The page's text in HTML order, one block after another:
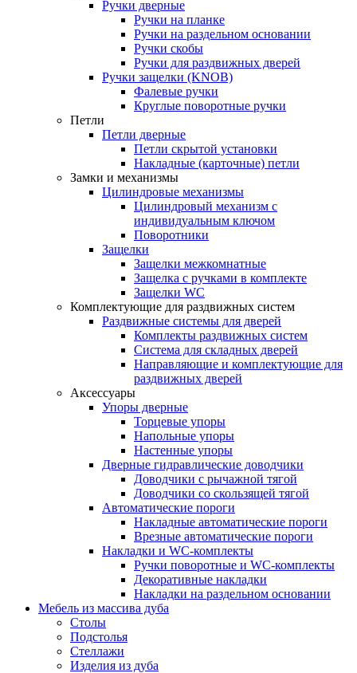
Ручки дверные
Ручки на планке
Ручки на раздельном основании
Ручки скобы
Ручки для раздвижных дверей
Ручки защелки (KNOB)
Фалевые ручки
Круглые поворотные ручки
Петли
Петли дверные
Петли скрытой установки
Накладные (карточные) петли
Замки и механизмы
Цилиндровые механизмы
Цилиндровый механизм с
индивидуальным ключом
Поворотники
Защелки
Защелки межкомнатные
Защелка с ручками в комплекте
Защелки WC
Комплектующие для раздвижных систем
Раздвижные системы для дверей
Комплекты раздвижных систем
Система для складных дверей
Направляющие и комплектующие для
раздвижных дверей
Аксессуары
Упоры дверные
Торцевые упоры
Напольные упоры
Настенные упоры
Дверные гидравлические доводчики
Доводчики с рычажной тягой
Доводчики со скользящей тягой
Автоматические пороги
Накладные автоматические пороги
Врезные автоматические пороги
Накладки и WC-комплекты
Ручки поворотные и WC-комплекты
Декоративные накладки
Накладки на раздельном основании
Мебель из массива дуба
Столы
Подстолья
Стеллажи
Изделия из дуба